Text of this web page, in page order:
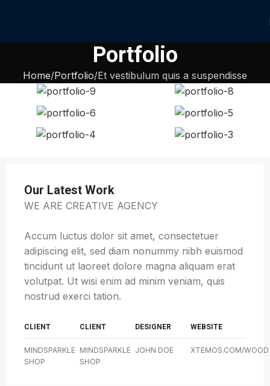
Portfolio
Home Portfolio Et vestibulum quis a suspendisse
Our Latest Work
WE ARE CREATIVE AGENCY
Accum luctus dolor sit amet, consectetuer
adipiscing elit, sed diam nonummy nibh euismod
tincidunt ut laoreet dolore magna aliquam erat
volutpat. Ut wisi enim ad minim veniam, quis
nostrud exerci tation.
CLIENT
MINDSPARKLE
SHOP
CLIENT
MINDSPARKLE
SHOP
DESIGNER
JOHN DOE
WEBSITE
XTEMOS.COM/WOOD